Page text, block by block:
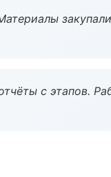
с этапов.